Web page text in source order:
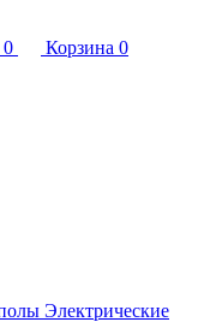
0 Корзина 0
Электрические